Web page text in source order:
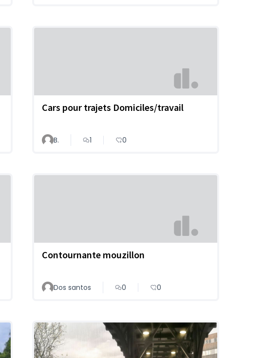
Cars pour trajets Domiciles/travail
B. 1 0
Contournante mouzillon
Dos santos 0 0